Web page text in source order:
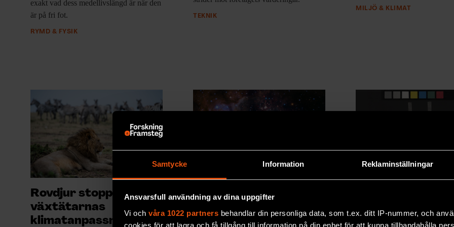
Samtycke Information Reklaminställningar
Ansvarsfull användning av dina uppgifter
Vi och våra 1022 partners behandlar din personliga data, som t.ex. ditt IP-nummer, och
cookies för att lagra och få tillgång till information på din enhet för att kunna tillhandahålla
exakt vad dess medellivslängd är när den
är på fri fot.
RYMD & FYSIK
TEKNIK
MILJÖ & KLIMAT
Rovdjur stoppar
växtätarnas
klimatanpassning
mindre
Riktigt stora stjärnor kan blåsa bort
Uppsala